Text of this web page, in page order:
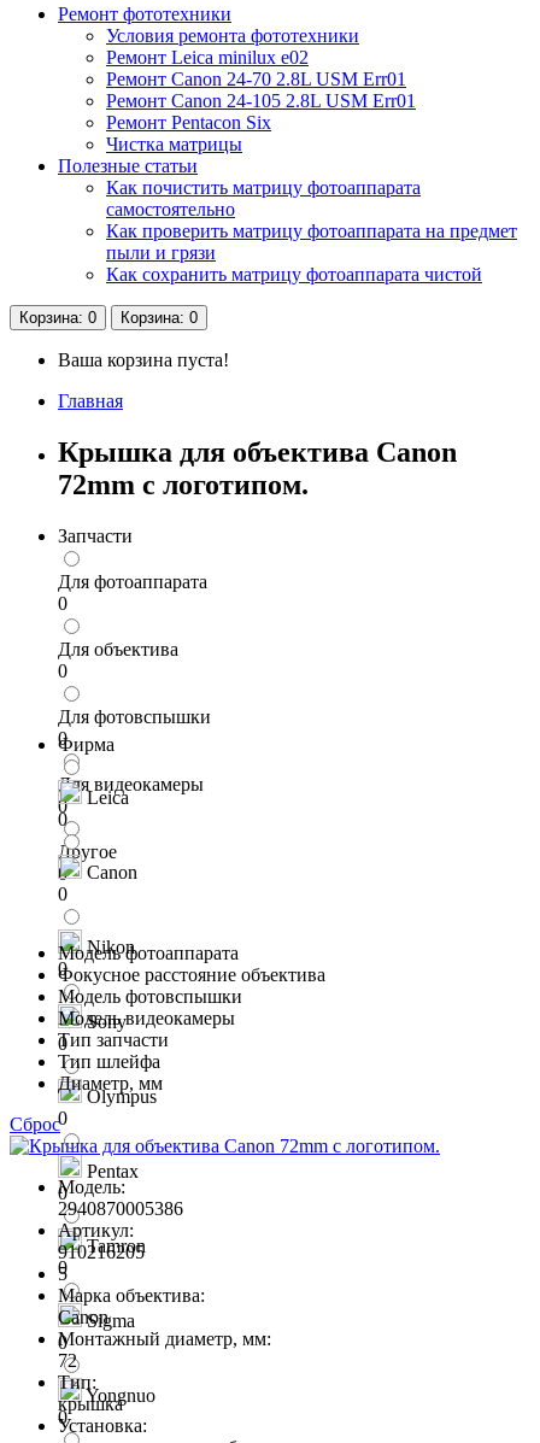
Ремонт фототехники
Условия ремонта фототехники
Ремонт Leica minilux e02
Ремонт Canon 24-70 2.8L USM Err01
Ремонт Canon 24-105 2.8L USM Err01
Ремонт Pentacon Six
Чистка матрицы
Полезные статьи
Как почистить матрицу фотоаппарата
самостоятельно
Как проверить матрицу фотоаппарата на предмет
пыли и грязи
Как сохранить матрицу фотоаппарата чистой
Корзина: 0 Корзина: 0
Ваша корзина пуста!
Главная
Крышка для объектива Canon
72mm с логотипом.
Запчасти
Для фотоаппарата
0
Для объектива
0
Для фотовспышки
0
Для видеокамеры
0
Другое
0
Фирма
Leica
0
Canon
0
Nikon
0
Sony
0
Olympus
0
Pentax
0
Tamron
0
Sigma
0
Yongnuo
0
Модель фотоаппарата
Фокусное расстояние объектива
Модель фотовспышки
Модель видеокамеры
Тип запчасти
Тип шлейфа
Диаметр, мм
Сброс
Модель:
2940870005386
Артикул:
910216205
5
Марка объектива:
Canon
Монтажный диаметр, мм:
72
Тип:
крышка
Установка: